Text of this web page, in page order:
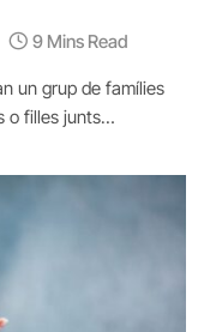
9 Mins Read
un grup de famílies
o filles junts…